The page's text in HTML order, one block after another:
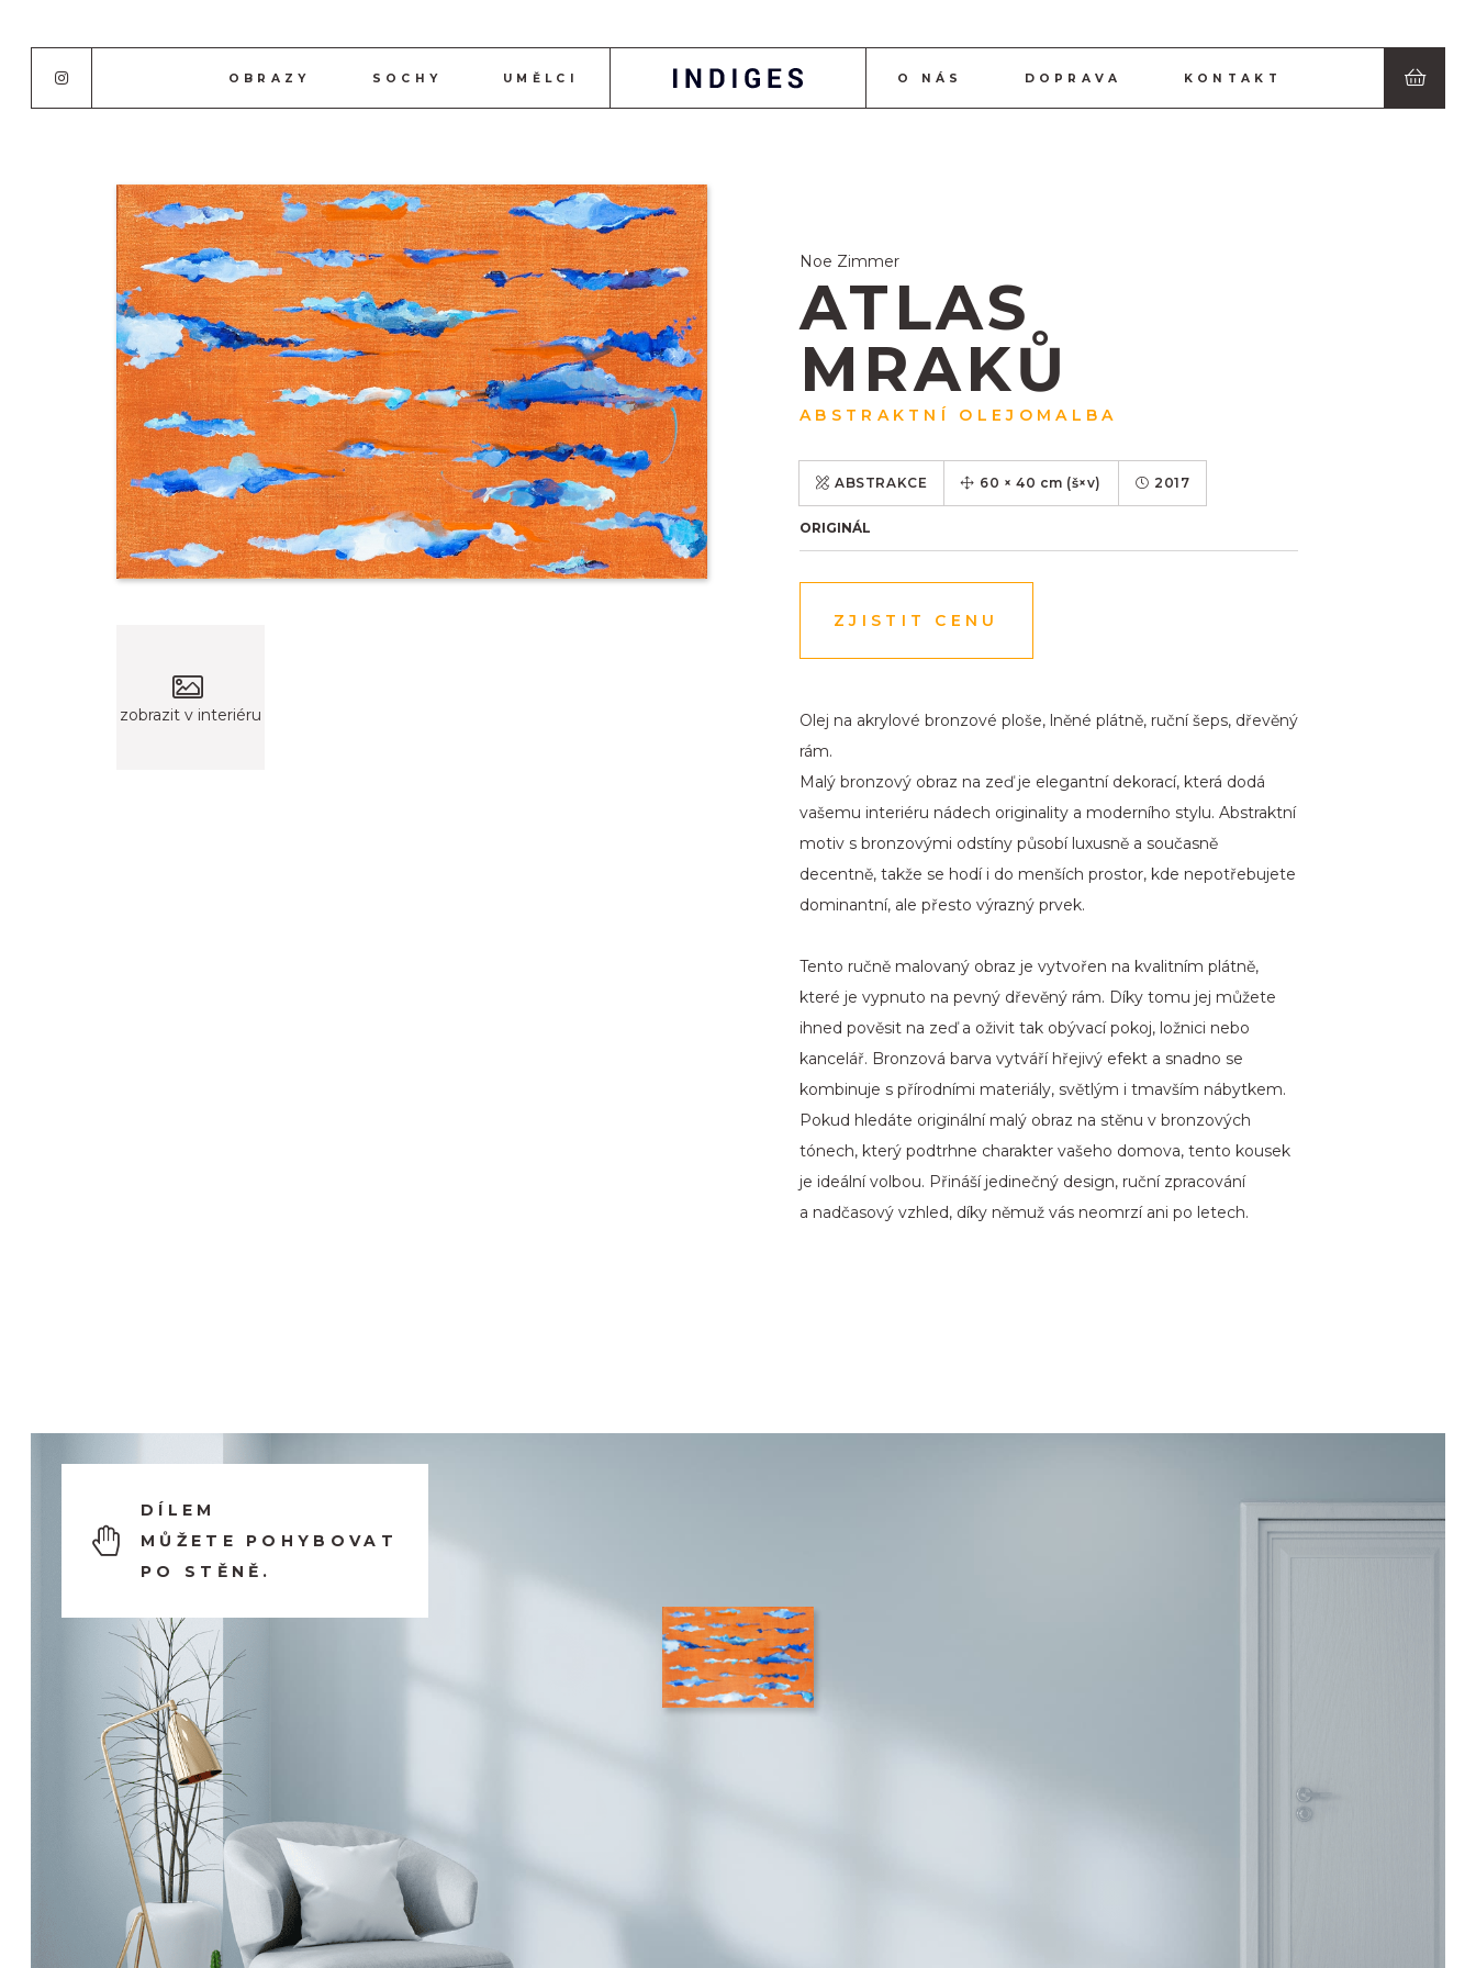
OBRAZY SOCHY UMĚLCI O NÁS DOPRAVA KONTAKT
zobrazit v interiéru
Noe Zimmer
ATLAS
MRAKŮ
ABSTRAKTNÍ OLEJOMALBA
ABSTRAKCE 60 × 40 cm (š×v) 2017
ORIGINÁL
ZJISTIT CENU
Olej na akrylové bronzové ploše, lněné plátně, ruční šeps, dřevěný
rám.
Malý bronzový obraz na zeď je elegantní dekorací, která dodá
vašemu interiéru nádech originality a moderního stylu. Abstraktní
motiv s bronzovými odstíny působí luxusně a současně
decentně, takže se hodí i do menších prostor, kde nepotřebujete
dominantní, ale přesto výrazný prvek.
Tento ručně malovaný obraz je vytvořen na kvalitním plátně,
které je vypnuto na pevný dřevěný rám. Díky tomu jej můžete
ihned pověsit na zeď a oživit tak obývací pokoj, ložnici nebo
kancelář. Bronzová barva vytváří hřejivý efekt a snadno se
kombinuje s přírodními materiály, světlým i tmavším nábytkem.
Pokud hledáte originální malý obraz na stěnu v bronzových
tónech, který podtrhne charakter vašeho domova, tento kousek
je ideální volbou. Přináší jedinečný design, ruční zpracování
a nadčasový vzhled, díky němuž vás neomrzí ani po letech.
DÍLEM
MŮŽETE POHYBOVAT
PO STĚNĚ.